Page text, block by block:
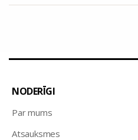
NODERĪGI
Par mums
Atsauksmes